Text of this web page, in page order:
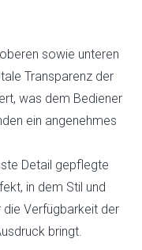
sowie unteren
Transparenz der
was dem Bediener
ein angenehmes
Detail gepflegte
in dem Stil und
Verfügbarkeit der
bringt.